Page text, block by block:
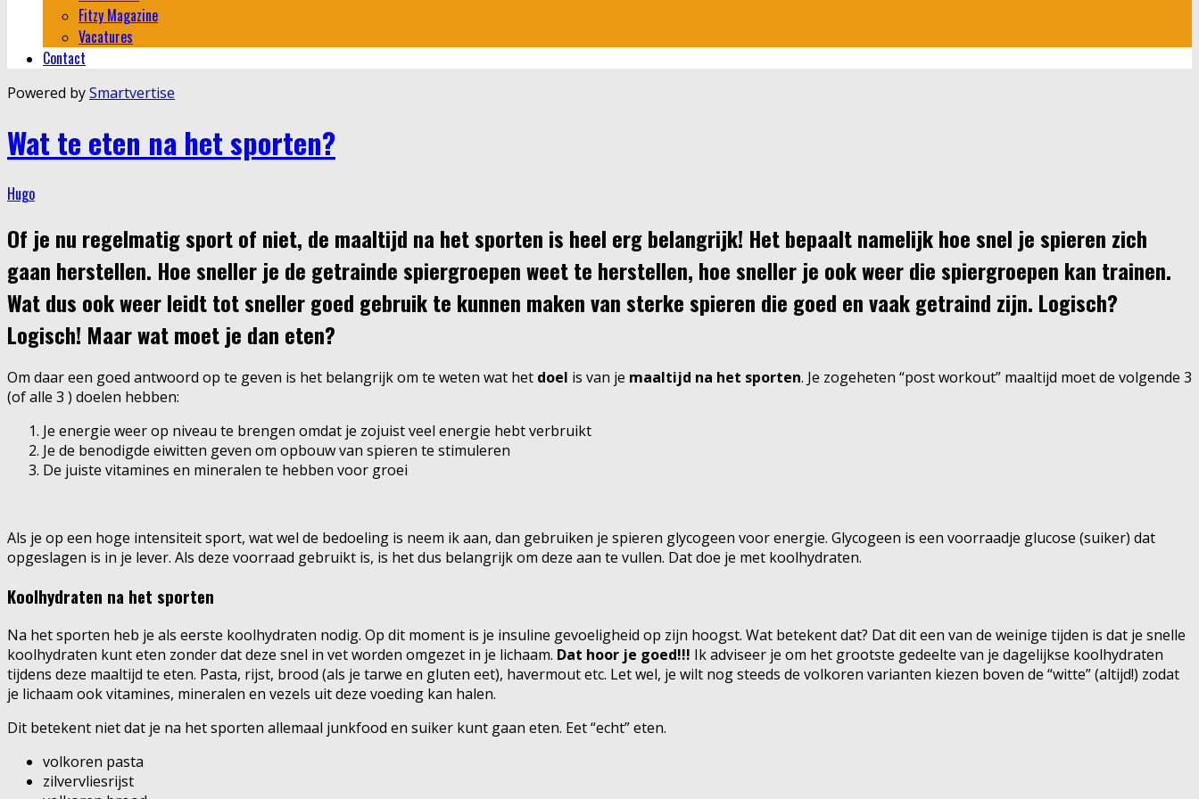
Fitzy Magazine
Vacatures
Contact
Powered bySmartvertise
Wat te eten na het sporten?
Hugo
Of je nu regelmatig sport of niet, de maaltijd na het sporten is heel erg belangrijk! Het bepaalt namelijk hoe snel je spieren zich
gaan herstellen. Hoe sneller je de getrainde spiergroepen weet te herstellen, hoe sneller je ook weer die spiergroepen kan trainen.
Wat dus ook weer leidt tot sneller goed gebruik te kunnen maken van sterke spieren die goed en vaak getraind zijn. Logisch?
Logisch! Maar wat moet je dan eten?
Om daar een goed antwoord op te geven is het belangrijk om te weten wat het doel is van je maaltijd na het sporten. Je zogeheten “post workout” maaltijd moet de volgende 3
(of alle 3 ) doelen hebben:
Je energie weer op niveau te brengen omdat je zojuist veel energie hebt verbruikt
Je de benodigde eiwitten geven om opbouw van spieren te stimuleren
De juiste vitamines en mineralen te hebben voor groei
Als je op een hoge intensiteit sport, wat wel de bedoeling is neem ik aan, dan gebruiken je spieren glycogeen voor energie. Glycogeen is een voorraadje glucose (suiker) dat
opgeslagen is in je lever. Als deze voorraad gebruikt is, is het dus belangrijk om deze aan te vullen. Dat doe je met koolhydraten.
Koolhydraten na het sporten
Na het sporten heb je als eerste koolhydraten nodig. Op dit moment is je insuline gevoeligheid op zijn hoogst. Wat betekent dat? Dat dit een van de weinige tijden is dat je snelle
koolhydraten kunt eten zonder dat deze snel in vet worden omgezet in je lichaam. Dat hoor je goed!!! Ik adviseer je om het grootste gedeelte van je dagelijkse koolhydraten
tijdens deze maaltijd te eten. Pasta, rijst, brood (als je tarwe en gluten eet), havermout etc. Let wel, je wilt nog steeds de volkoren varianten kiezen boven de “witte” (altijd!) zodat
je lichaam ook vitamines, mineralen en vezels uit deze voeding kan halen.
Dit betekent niet dat je na het sporten allemaal junkfood en suiker kunt gaan eten. Eet “echt” eten.
volkoren pasta
zilvervliesrijst